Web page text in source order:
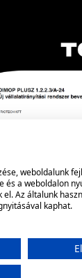
by
weboldalunk
és a weboldalon
Az általunk
kaphat.